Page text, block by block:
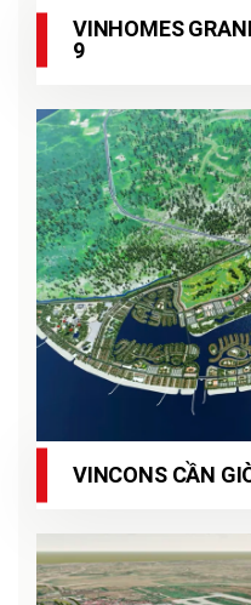
VINHOMES
9
VINCONS CẦN